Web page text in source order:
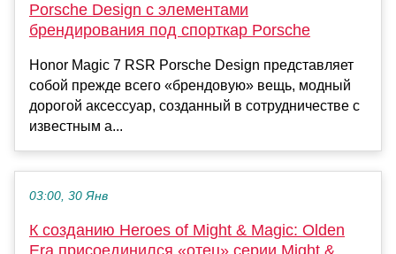
Porsche Design с элементами
брендирования под спорткар Porsche
Honor Magic 7 RSR Porsche Design представляет
собой прежде всего «брендовую» вещь, модный
дорогой аксессуар, созданный в сотрудничестве с
известным а...
03:00, 30 Янв
К созданию Heroes of Might & Magic: Olden